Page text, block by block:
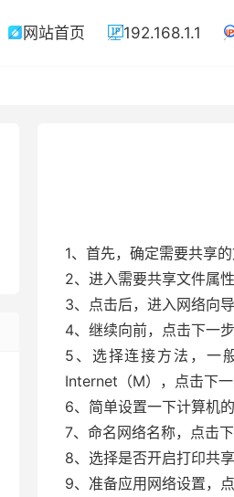
 网站首页 192.168.1.1
1、首先，确定需要共享
2、进入需要共享文件属
3、点击后，进入网络向
4、继续向前，点击下一步
5、选择连接方法，一
Internet（M），点击下
6、简单设置一下计算机
7、命名网络名称，点击
8、选择是否开启打印共
9、准备应用网络设置，